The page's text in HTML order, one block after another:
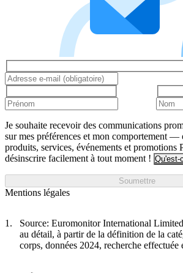
Je souhaite recevoir des communications
sur mes préférences et mon comportement —
produits, services, événements et promotions
désinscrire facilement à tout moment ! Qu'est-
Soumettre
Mentions légales
Source: Euromonitor International
au détail, à partir de la définition de la
corps, données 2024, recherche effectuée